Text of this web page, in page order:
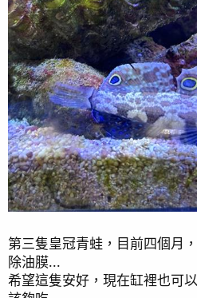
第三隻皇冠青蛙，目前四個月
除油膜...
希望這隻安好，現在缸裡也可